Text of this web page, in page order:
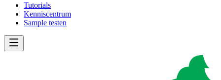
Tutorials
Kenniscentrum
Sample testen